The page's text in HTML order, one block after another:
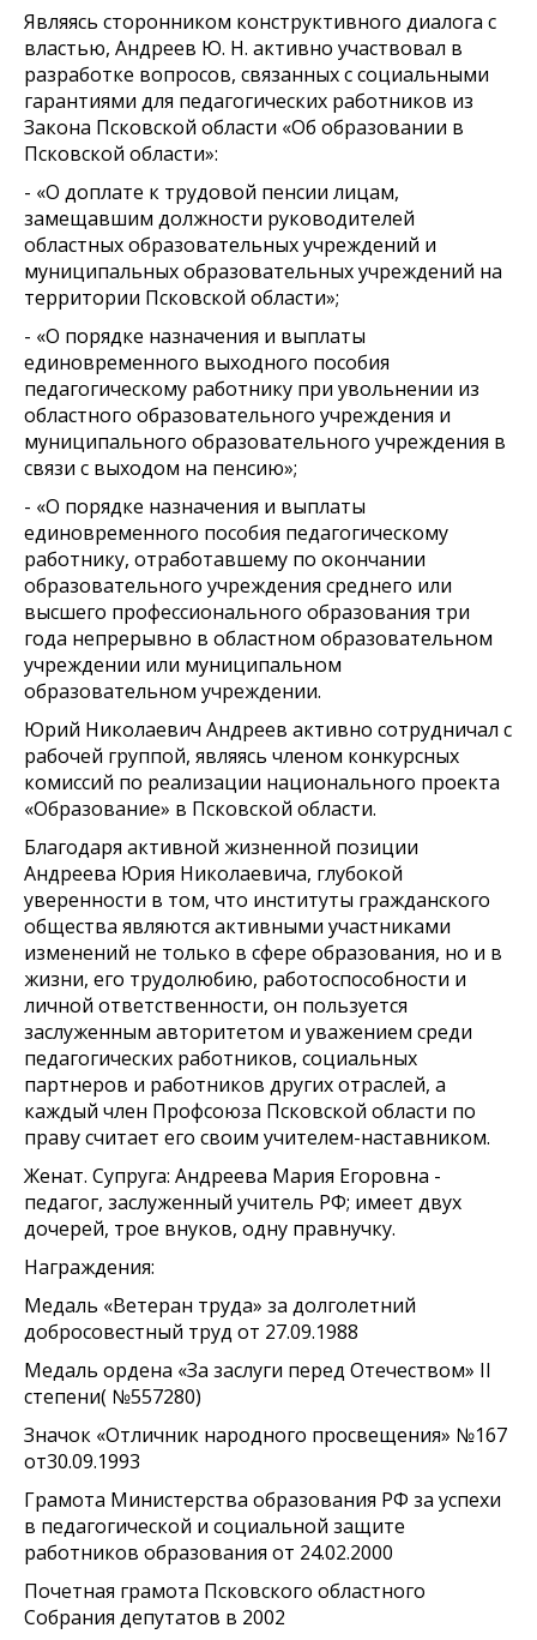
Являясь сторонником конструктивного диалога с
властью, Андреев Ю. Н. активно участвовал в
разработке вопросов, связанных с социальными
гарантиями для педагогических работников из
Закона Псковской области «Об образовании в
Псковской области»:
- «О доплате к трудовой пенсии лицам,
замещавшим должности руководителей
областных образовательных учреждений и
муниципальных образовательных учреждений на
территории Псковской области»;
- «О порядке назначения и выплаты
единовременного выходного пособия
педагогическому работнику при увольнении из
областного образовательного учреждения и
муниципального образовательного учреждения в
связи с выходом на пенсию»;
- «О порядке назначения и выплаты
единовременного пособия педагогическому
работнику, отработавшему по окончании
образовательного учреждения среднего или
высшего профессионального образования три
года непрерывно в областном образовательном
учреждении или муниципальном
образовательном учреждении.
Юрий Николаевич Андреев активно сотрудничал с
рабочей группой, являясь членом конкурсных
комиссий по реализации национального проекта
«Образование» в Псковской области.
Благодаря активной жизненной позиции
Андреева Юрия Николаевича, глубокой
уверенности в том, что институты гражданского
общества являются активными участниками
изменений не только в сфере образования, но и в
жизни, его трудолюбию, работоспособности и
личной ответственности, он пользуется
заслуженным авторитетом и уважением среди
педагогических работников, социальных
партнеров и работников других отраслей, а
каждый член Профсоюза Псковской области по
праву считает его своим учителем-наставником.
Женат. Супруга: Андреева Мария Егоровна -
педагог, заслуженный учитель РФ; имеет двух
дочерей, трое внуков, одну правнучку.
Награждения:
Медаль «Ветеран труда» за долголетний
добросовестный труд от 27.09.1988
Медаль ордена «За заслуги перед Отечеством» II
степени( №557280)
Значок «Отличник народного просвещения» №167
от30.09.1993
Грамота Министерства образования РФ за успехи
в педагогической и социальной защите
работников образования от 24.02.2000
Почетная грамота Псковского областного
Собрания депутатов в 2002